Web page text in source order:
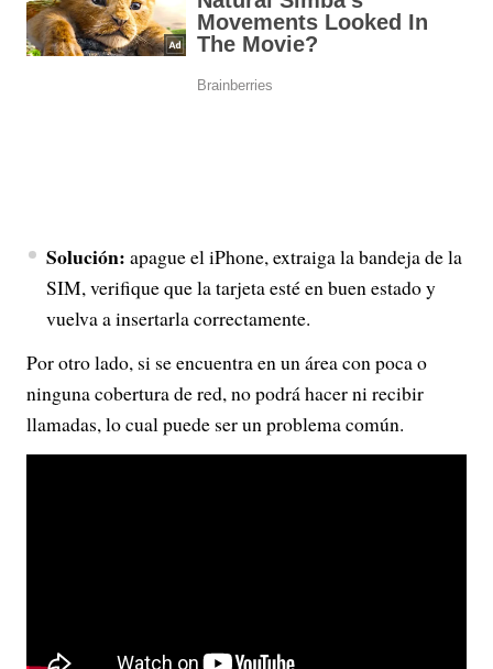
Solución: apague el iPhone, extraiga la bandeja de la
SIM, verifique que la tarjeta esté en buen estado y
vuelva a insertarla correctamente.
Por otro lado, si se encuentra en un área con poca o
ninguna cobertura de red, no podrá hacer ni recibir
llamadas, lo cual puede ser un problema común.